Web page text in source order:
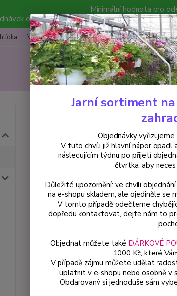
Minimální hodnota pro
opadl a balíček můžete čekat nejpozději v
Výstava Katalog Poradna Kontakty
Fuchsie Stan Fuchsie 672
Stan Fuchsie 672
Jarní sortiment
Objednávky vyřizujeme
V tuto chvíli již hlavní nápor opadl
následujícím týdnu po přijetí
čtvrtka, aby
Důležité upozornění: ve chvíli
na e-shopu skladem, ale ojediněle se
V tomto případě odečteme
dopředu kontaktovat, dejte nám to
Objednat můžete také DÁRKOVÉ
1000 Kč, které
V případě zájmu můžete udělat
uplatnit v e-shopu nebo osobně v
Obdarovaný si jednoduše sám